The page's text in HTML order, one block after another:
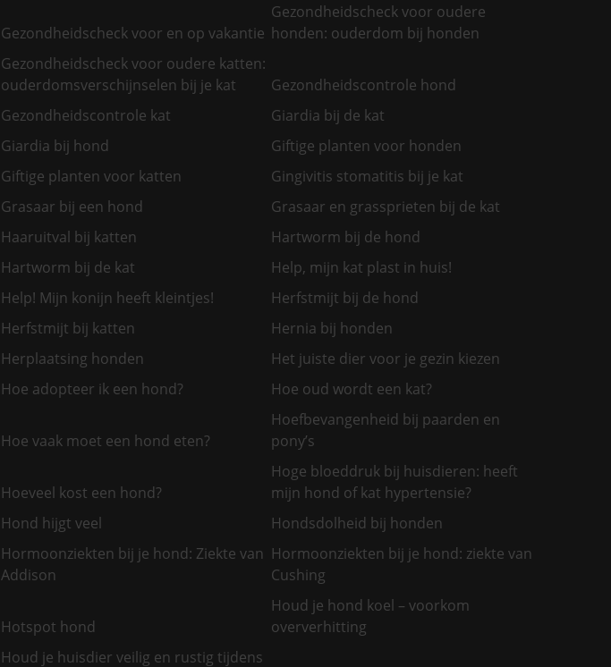
Gezondheidscheck voor en op vakantie
Gezondheidscheck voor oudere
honden: ouderdom bij honden
Gezondheidscheck voor oudere katten:
ouderdomsverschijnselen bij je kat
Gezondheidscontrole hond
Gezondheidscontrole kat
Giardia bij de kat
Giardia bij hond
Giftige planten voor honden
Giftige planten voor katten
Gingivitis stomatitis bij je kat
Grasaar bij een hond
Grasaar en grassprieten bij de kat
Haaruitval bij katten
Hartworm bij de hond
Hartworm bij de kat
Help, mijn kat plast in huis!
Help! Mijn konijn heeft kleintjes!
Herfstmijt bij de hond
Herfstmijt bij katten
Hernia bij honden
Herplaatsing honden
Het juiste dier voor je gezin kiezen
Hoe adopteer ik een hond?
Hoe oud wordt een kat?
Hoe vaak moet een hond eten?
Hoefbevangenheid bij paarden en
pony’s
Hoeveel kost een hond?
Hoge bloeddruk bij huisdieren: heeft
mijn hond of kat hypertensie?
Hond hijgt veel
Hondsdolheid bij honden
Hormoonziekten bij je hond: Ziekte van
Addison
Hormoonziekten bij je hond: ziekte van
Cushing
Hotspot hond
Houd je hond koel – voorkom
oververhitting
Houd je huisdier veilig en rustig tijdens